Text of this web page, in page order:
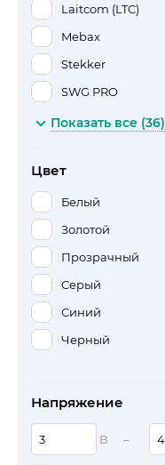
Laitcom (LTC)
Mebax
Stekker
SWG PRO
SWG Standard
Lightstar
Elektrostandard
ST Luce
Kink Light
Werkel
Apeyron
Arlight
Eglo
Показать все (36)
Цвет
Белый
Золотой
Прозрачный
Серый
Синий
Черный
Напряжение
В –